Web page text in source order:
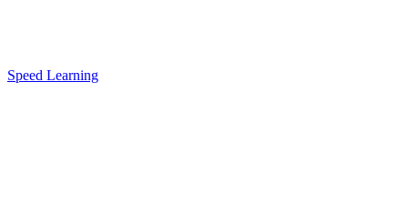
Speed Learning